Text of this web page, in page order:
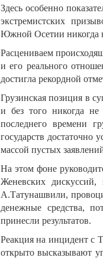
Здесь особенно
экстремистских
Южной Осетии никогда
Расцениваем
и его реального
достигла рекордной
Грузинская позиция в
и без того никогда не
последнего времени
государств достаточно
массой пустых
На этом фоне
Женевских дискуссий,
А.Татунашвили,
денежные средства,
принесли результатов.
Реакция на инцидент с
открыто высказывают